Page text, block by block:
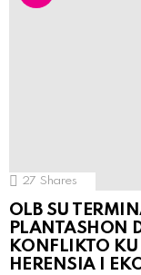
27 Shares
OLB SU
PLANTASHON
KONFLIKTO
HERENSIA I